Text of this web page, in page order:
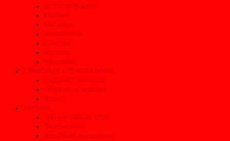
Βρες Επαγγελματία
Ελαστικά
After sales
Ανταλλακτικά
Συνεργεία
Αξεσουάρ
Φανοποιεία
ΣΥΜΒΟΥΛΕΣ & ΤΕΧΝΙΚΑ ΑΡΘΡΑ
Συμβουλές οικονομίας
Οδηγείστε με ασφάλεια
Τεχνικά
ΧΡΗΣΙΜΑ
Τέλη κυκλοφορίας 2026
Τεκμήρια 2026
Μεταβίβαση αυτοκινήτου